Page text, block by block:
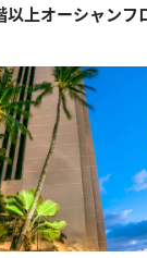
上オーシャンフ